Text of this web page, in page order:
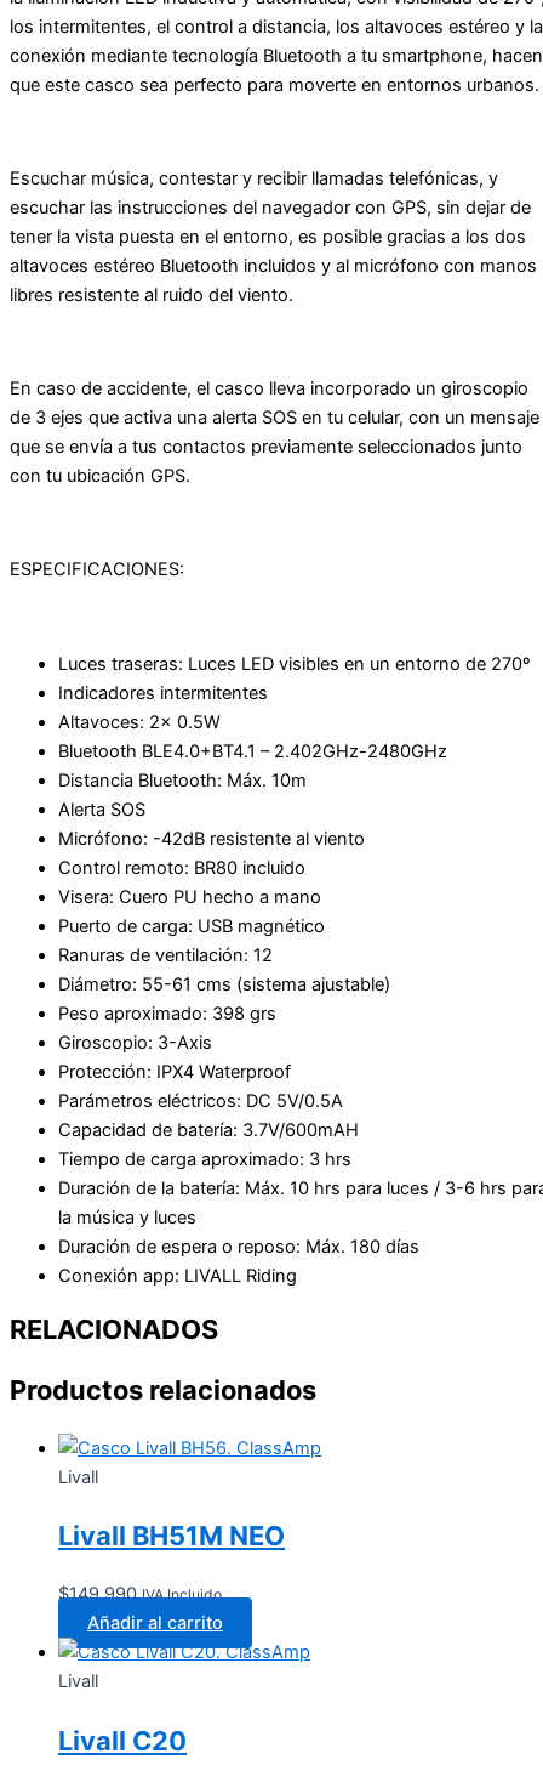
los intermitentes, el control a distancia, los altavoces estéreo y la
conexión mediante tecnología Bluetooth a tu smartphone, hacen
que este casco sea perfecto para moverte en entornos urbanos.
Escuchar música, contestar y recibir llamadas telefónicas, y
escuchar las instrucciones del navegador con GPS, sin dejar de
tener la vista puesta en el entorno, es posible gracias a los dos
altavoces estéreo Bluetooth incluidos y al micrófono con manos
libres resistente al ruido del viento.
En caso de accidente, el casco lleva incorporado un giroscopio
de 3 ejes que activa una alerta SOS en tu celular, con un mensaje
que se envía a tus contactos previamente seleccionados junto
con tu ubicación GPS.
ESPECIFICACIONES:
Luces traseras: Luces LED visibles en un entorno de 270º
Indicadores intermitentes
Altavoces: 2x 0.5W
Bluetooth BLE4.0+BT4.1 – 2.402GHz-2480GHz
Distancia Bluetooth: Máx. 10m
Alerta SOS
Micrófono: -42dB resistente al viento
Control remoto: BR80 incluido
Visera: Cuero PU hecho a mano
Puerto de carga: USB magnético
Ranuras de ventilación: 12
Diámetro: 55-61 cms (sistema ajustable)
Peso aproximado: 398 grs
Giroscopio: 3-Axis
Protección: IPX4 Waterproof
Parámetros eléctricos: DC 5V/0.5A
Capacidad de batería: 3.7V/600mAH
Tiempo de carga aproximado: 3 hrs
Duración de la baterí­a: Máx. 10 hrs para luces / 3-6 hrs
la música y luces
Duración de espera o reposo: Máx. 180 dí­as
Conexión app: LIVALL Riding
RELACIONADOS
Productos relacionados
Livall
Livall BH51M NEO
$149.990 IVA Incluido
Añadir al carrito
Livall
Livall C20